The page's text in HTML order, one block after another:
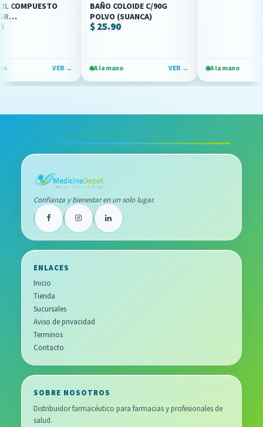
CLOTRIMAZOL/GENTAMICINA)
VER →
BAÑO COLOIDE C/90G
POLVO (SUANCA)
$ 25.90
A la mano VER → A la mano
Confianza y bienestar en un solo lugar.
ENLACES
Inicio
Tienda
Sucursales
Aviso de privacidad
Terminos
Contacto
SOBRE NOSOTROS
Distribuidor farmacéutico para farmacias y profesionales de
salud.